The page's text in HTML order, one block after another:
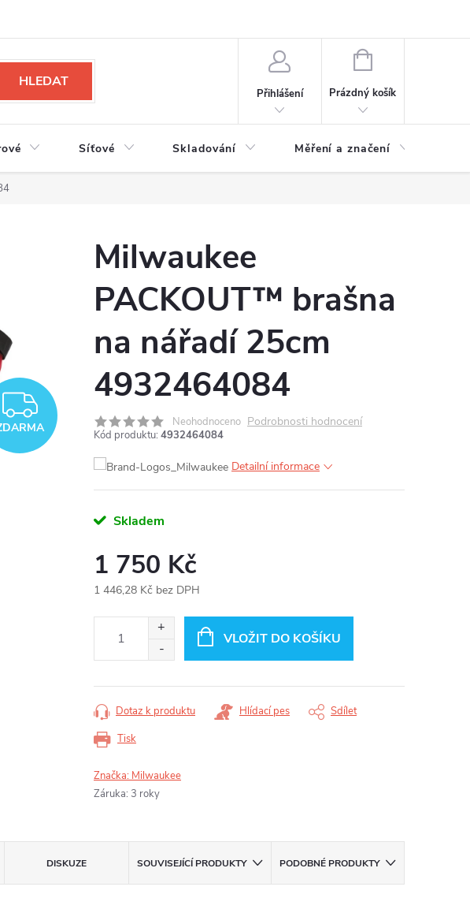
HLEDAT
Přihlášení
NÁKUPNÍ
Prázdný košík
Síťové Skladování Měření a značení
ZDARMA
Milwaukee
PACKOUT™ brašna
na nářadí 25cm
4932464084
Neohodnoceno Podrobnosti hodnocení
Kód produktu: 4932464084
Detailní informace
Skladem
1 750 Kč
1 446,28 Kč bez DPH
VLOŽIT DO KOŠÍKU
Tisk
Dotaz k produktu Hlídací pes Sdílet
Značka: Milwaukee
Záruka: 3 roky
DISKUZE SOUVISEJÍCÍ PRODUKTY PODOBNÉ PRODUKTY